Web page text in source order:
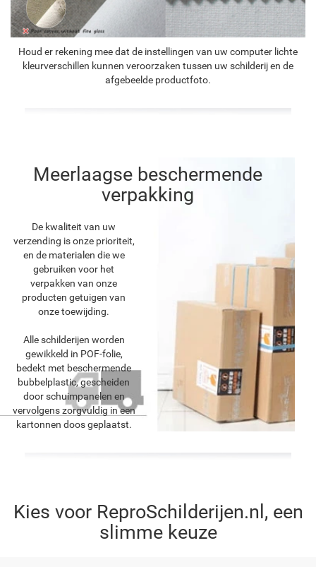
Houd er rekening mee dat de instellingen van uw computer lichte
kleurverschillen kunnen veroorzaken tussen uw schilderij en de
afgebeelde productfoto.
Meerlaagse beschermende
verpakking
De kwaliteit van uw
verzending is onze prioriteit,
en de materialen die we
gebruiken voor het
verpakken van onze
producten getuigen van
onze toewijding.
Alle schilderijen worden
gewikkeld in POF-folie,
bedekt met beschermende
bubbelplastic, gescheiden
door schuimpanelen en
vervolgens zorgvuldig in een
kartonnen doos geplaatst.
Kies voor ReproSchilderijen.nl, een
slimme keuze